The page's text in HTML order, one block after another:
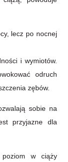
lecz po nocnej
i wymiotów.
odruch
zębów.
sobie na
przyjazne dla
poziom w ciąży